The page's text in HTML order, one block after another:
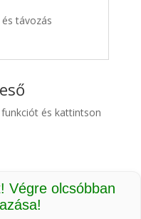
távozás
és kattintson
Végre olcsóbban